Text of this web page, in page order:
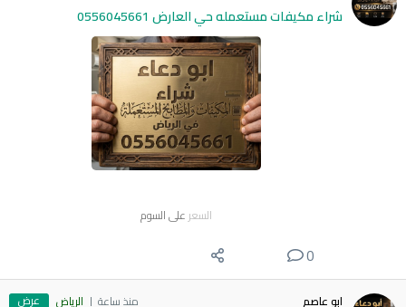
شراء مكيفات مستعمله حي العارض 0556045661
السعر على السوم
0
ابو عاصم منذ ساعة الرياض عرض